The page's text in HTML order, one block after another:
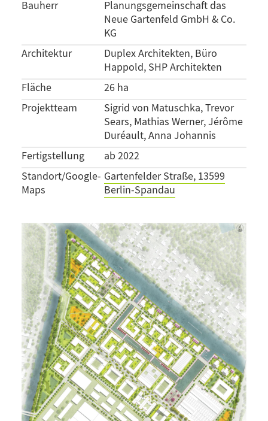
Bauherr
Planungsgemeinschaft das
Neue Gartenfeld GmbH & Co.
KG
Architektur
Duplex Architekten, Büro
Happold, SHP Architekten
Fläche
26 ha
Projektteam
Sigrid von Matuschka, Trevor
Sears, Mathias Werner, Jérôme
Duréault, Anna Johannis
Fertigstellung
ab 2022
Standort/Google-
Maps
Gartenfelder Straße, 13599
Berlin-Spandau